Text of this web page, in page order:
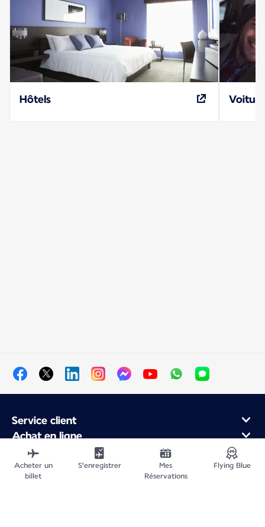
Hôtels
Service client
Achat en ligne
Programme de fidélité et partenaires
À propos d'Air France
Application Mobile Air France
Acheter un
billet
S'enregistrer
Mes
Réservations
Flying Blue